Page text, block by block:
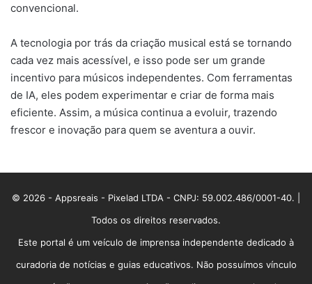
convencional.
A tecnologia por trás da criação musical está se tornando
cada vez mais acessível, e isso pode ser um grande
incentivo para músicos independentes. Com ferramentas
de IA, eles podem experimentar e criar de forma mais
eficiente. Assim, a música continua a evoluir, trazendo
frescor e inovação para quem se aventura a ouvir.
© 2026 - Appsreais - Pixelad LTDA - CNPJ: 59.002.486/0001-40. |
Todos os direitos reservados.
Este portal é um veículo de imprensa independente dedicado à
curadoria de notícias e guias educativos. Não possuímos vínculo